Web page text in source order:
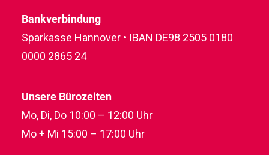
Bankverbindung
Sparkasse Hannover • IBAN DE98 2505 0180
0000 2865 24
Unsere Bürozeiten
Mo, Di, Do 10:00 – 12:00 Uhr
Mo + Mi 15:00 – 17:00 Uhr